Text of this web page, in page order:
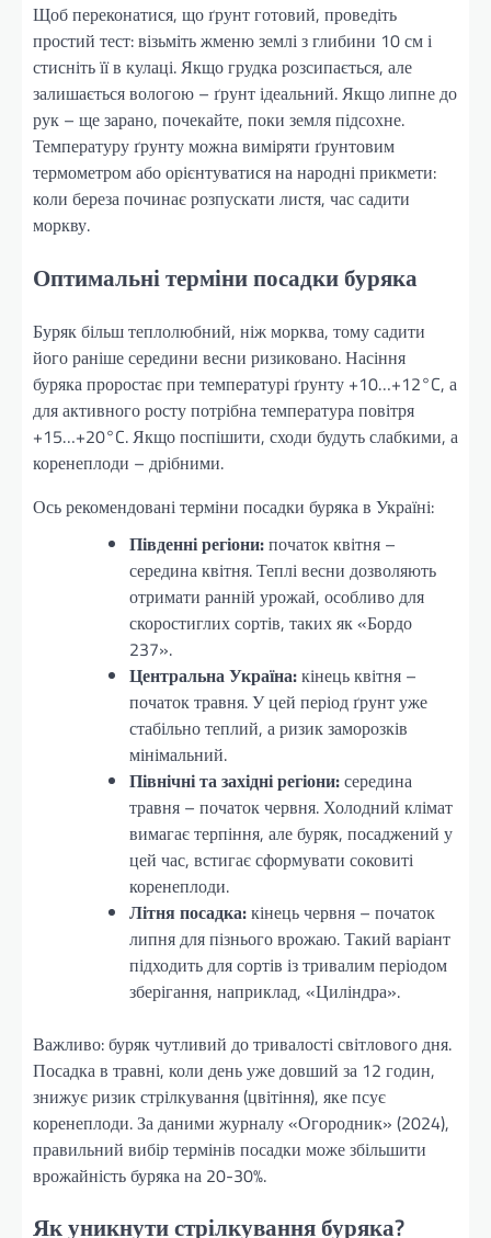
Щоб переконатися, що ґрунт готовий, проведіть
простий тест: візьміть жменю землі з глибини 10 см і
стисніть її в кулаці. Якщо грудка розсипається, але
залишається вологою – ґрунт ідеальний. Якщо липне до
рук – ще зарано, почекайте, поки земля підсохне.
Температуру ґрунту можна виміряти ґрунтовим
термометром або орієнтуватися на народні прикмети:
коли береза починає розпускати листя, час садити
моркву.
Оптимальні терміни посадки буряка
Буряк більш теплолюбний, ніж морква, тому садити
його раніше середини весни ризиковано. Насіння
буряка проростає при температурі ґрунту +10…+12°C, а
для активного росту потрібна температура повітря
+15…+20°C. Якщо поспішити, сходи будуть слабкими, а
коренеплоди – дрібними.
Ось рекомендовані терміни посадки буряка в Україні:
Південні регіони:початок квітня –
середина квітня. Теплі весни дозволяють
отримати ранній урожай, особливо для
скоростиглих сортів, таких як «Бордо
237».
Центральна Україна:кінець квітня –
початок травня. У цей період ґрунт уже
стабільно теплий, а ризик заморозків
мінімальний.
Північні та західні регіони:середина
травня – початок червня. Холодний клімат
вимагає терпіння, але буряк, посаджений у
цей час, встигає сформувати соковиті
коренеплоди.
Літня посадка:кінець червня – початок
липня для пізнього врожаю. Такий варіант
підходить для сортів із тривалим періодом
зберігання, наприклад, «Циліндра».
Важливо: буряк чутливий до тривалості світлового дня.
Посадка в травні, коли день уже довший за 12 годин,
знижує ризик стрілкування (цвітіння), яке псує
коренеплоди. За даними журналу «Огородник» (2024),
правильний вибір термінів посадки може збільшити
врожайність буряка на 20-30%.
Як уникнути стрілкування буряка?